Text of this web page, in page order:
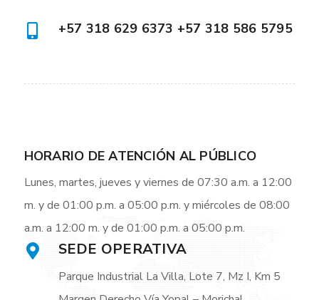
+57 318 629 6373 +57 318 586 5795
HORARIO DE ATENCIÓN AL PÚBLICO
Lunes, martes, jueves y viernes de 07:30 a.m. a 12:00
m. y de 01:00 p.m. a 05:00 p.m. y miércoles de 08:00
a.m. a 12:00 m. y de 01:00 p.m. a 05:00 p.m.
SEDE OPERATIVA
Parque Industrial La Villa, Lote 7, Mz I, Km 5